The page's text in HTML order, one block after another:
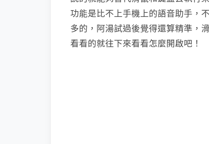
功能是比不上手機上的語音助手，
多的，阿湯試過後覺得還算精準，
看看的就往下來看看怎麼開啟吧！